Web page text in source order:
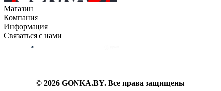
Магазин
Каталог
Компания
О компании
Информация
Связаться с нами
© 2026 GONKA.BY. Все права защищены